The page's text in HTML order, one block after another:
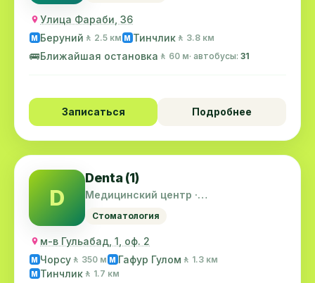
Улица Фараби, 36
M Беруний 🚶 2.5 км M Тинчлик 🚶 3.8 км
🚌Ближайшая остановка 🚶 60 м· автобусы: 31
Записаться Подробнее
D
Denta (1)
Медицинский центр ·
Стоматология
м-в Гульабад, 1, оф. 2
M Чорсу 🚶 350 м M Гафур Гулом 🚶 1.3 км
M Тинчлик 🚶 1.7 км